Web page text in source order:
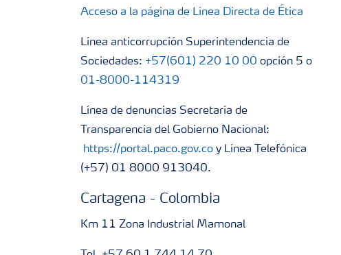
Acceso a la página de Línea Directa de Ética
Línea anticorrupción Superintendencia de
Sociedades: +57(601) 220 10 00 opción 5 o
01-8000-114319
Línea de denuncias Secretaría de
Transparencia del Gobierno Nacional:
https://portal.paco.gov.co y Línea Telefónica
(+57) 01 8000 913040.
Cartagena - Colombia
Km 11 Zona Industrial Mamonal